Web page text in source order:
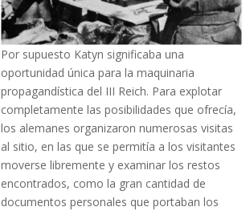
Por supuesto Katyn significaba una
oportunidad única para la maquinaria
propagandística del III Reich. Para explotar
completamente las posibilidades que ofrecía,
los alemanes organizaron numerosas visitas
al sitio, en las que se permitía a los visitantes
moverse libremente y examinar los restos
encontrados, como la gran cantidad de
documentos personales que portaban los